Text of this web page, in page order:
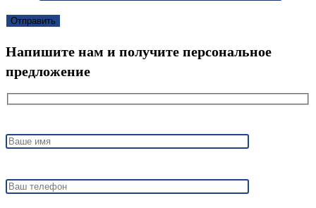
Напишите нам и получите персональное
предложение